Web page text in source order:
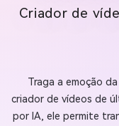
Criador de
Traga a emoção
criador de vídeos de
por IA, ele permite